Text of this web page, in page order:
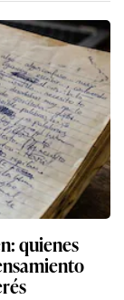
quienes